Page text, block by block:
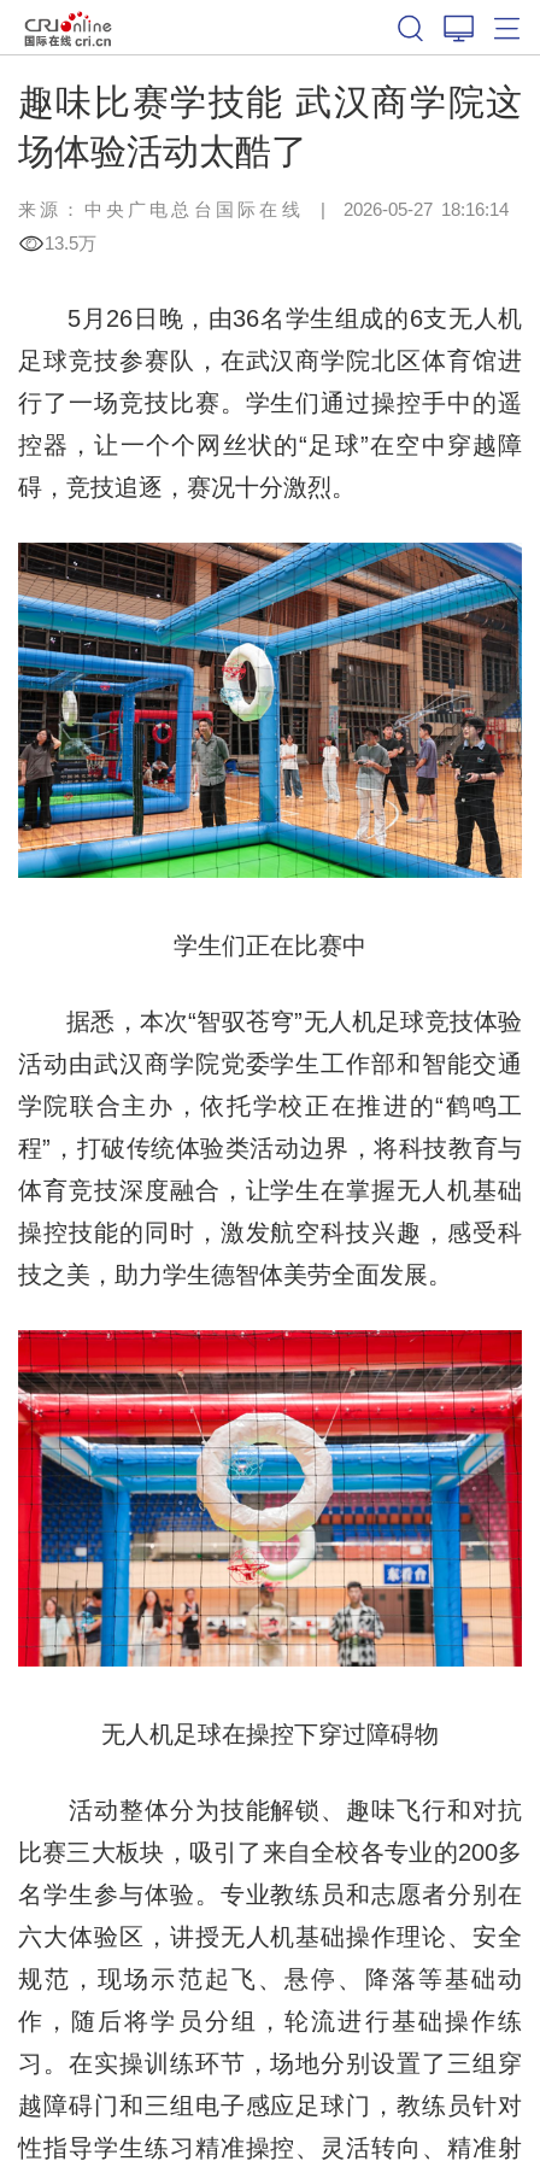
趣味比赛学技能 武汉商学院这
场体验活动太酷了
来源：中央广电总台国际在线 | 2026-05-27 18:16:14
13.5万
5月26日晚，由36名学生组成的6支无人机
足球竞技参赛队，在武汉商学院北区体育馆进
行了一场竞技比赛。学生们通过操控手中的遥
控器，让一个个网丝状的“足球”在空中穿越障
碍，竞技追逐，赛况十分激烈。
学生们正在比赛中
据悉，本次“智驭苍穹”无人机足球竞技体验
活动由武汉商学院党委学生工作部和智能交通
学院联合主办，依托学校正在推进的“鹤鸣工
程”，打破传统体验类活动边界，将科技教育与
体育竞技深度融合，让学生在掌握无人机基础
操控技能的同时，激发航空科技兴趣，感受科
技之美，助力学生德智体美劳全面发展。
无人机足球在操控下穿过障碍物
活动整体分为技能解锁、趣味飞行和对抗
比赛三大板块，吸引了来自全校各专业的200多
名学生参与体验。专业教练员和志愿者分别在
六大体验区，讲授无人机基础操作理论、安全
规范，现场示范起飞、悬停、降落等基础动
作，随后将学员分组，轮流进行基础操作练
习。在实操训练环节，场地分别设置了三组穿
越障碍门和三组电子感应足球门，教练员针对
性指导学生练习精准操控、灵活转向、精准射